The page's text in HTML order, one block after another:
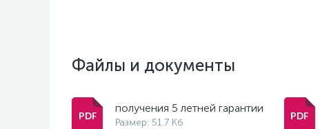
Файлы и документы
получения 5 летней гарантии
Размер: 51.7 Кб